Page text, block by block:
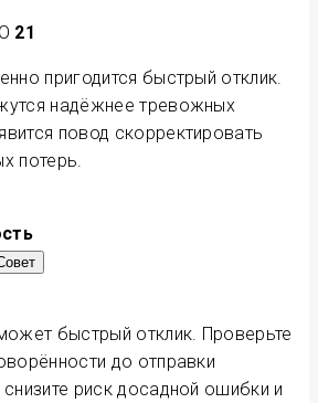
21
пригодится быстрый отклик.
надёжнее тревожных
повод скорректировать
потерь.
быстрый отклик. Проверьте
до отправки
риск досадной ошибки и